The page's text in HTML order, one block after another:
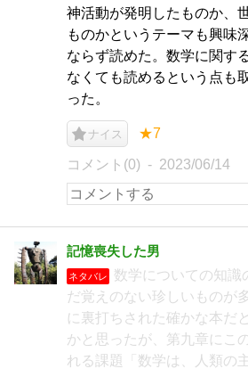
神活動が発明したものか、
ものかというテーマも興味
ならず読めた。数学に関す
なくても読めるという点も
った。
ナイス ★7
コメント(0) 2023/06/14
記憶喪失した男
ネタバレ
数学についての知識
だ覚えのない珍しいものが
に裏打ちされた確かな本だ
かと思ったが、第九章にこ
れる課題「数学は、人類の